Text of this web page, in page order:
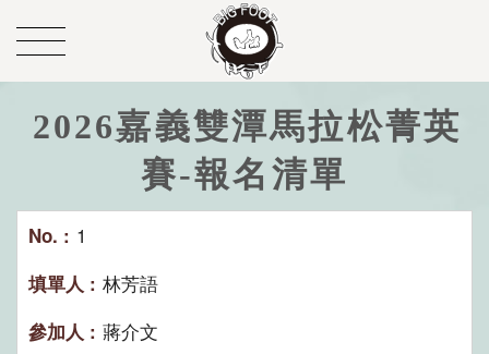
2026嘉義雙潭馬拉松菁英
賽-報名清單
1
林芳語
蔣介文